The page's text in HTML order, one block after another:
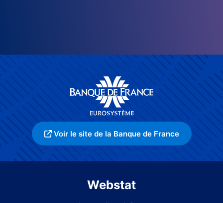
Voir le site de la Banque de France
Webstat